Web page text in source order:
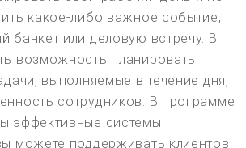
какое-либо важное событие,
банкет или деловую встречу. В
возможность планировать
выполняемые в течение дня,
сотрудников. В программе
эффективные системы
можете поддерживать клиентов